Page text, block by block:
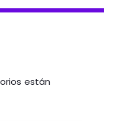
están